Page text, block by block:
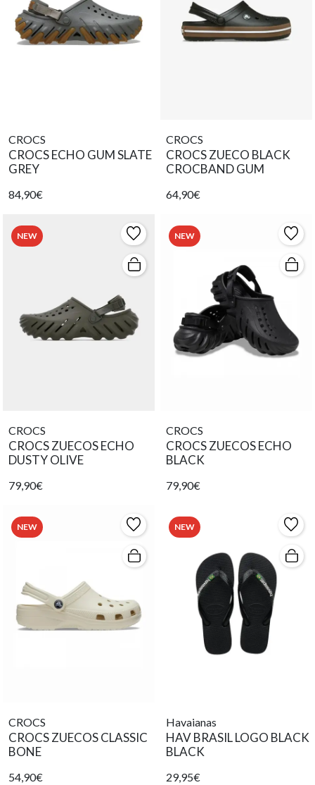
CROCS
CROCS ECHO GUM SLATE
GREY
84,90€
CROCS
CROCS ZUECO BLACK
CROCBAND GUM
64,90€
NEW
CROCS
CROCS ZUECOS ECHO
DUSTY OLIVE
79,90€
NEW
CROCS
CROCS ZUECOS ECHO
BLACK
79,90€
NEW
CROCS
CROCS ZUECOS CLASSIC
BONE
54,90€
NEW
Havaianas
HAV BRASIL LOGO BLACK
BLACK
29,95€